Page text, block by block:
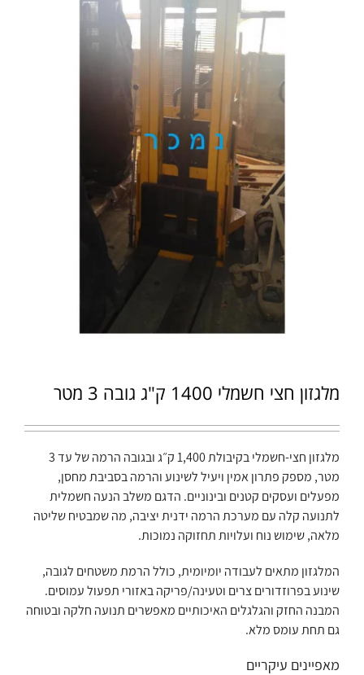
מלגזון חצי חשמלי 1400 ק"ג גובה 3 מטר
מלגזון חצי-חשמלי בקיבולת 1,400 ק״ג ובגובה הרמה של עד 3
מטר, מספק פתרון אמין ויעיל לשינוע והרמה בסביבת מחסן,
מפעלים ועסקים קטנים ובינוניים. הדגם משלב הנעה חשמלית
לתנועה קלה עם מערכת הרמה ידנית יציבה, מה שמבטיח שליטה
מלאה, שימוש נוח ועלויות תחזוקה נמוכות.
המלגזון מתאים לעבודה יומיומית, כולל הרמת משטחים לגובה,
שינוע בפרוזדורים צרים וטעינה/פריקה באזורי תפעול עמוסים.
המבנה החזק והגלגלים האיכותיים מאפשרים תנועה חלקה ובטוחה
גם תחת עומס מלא.
מאפיינים עיקריים